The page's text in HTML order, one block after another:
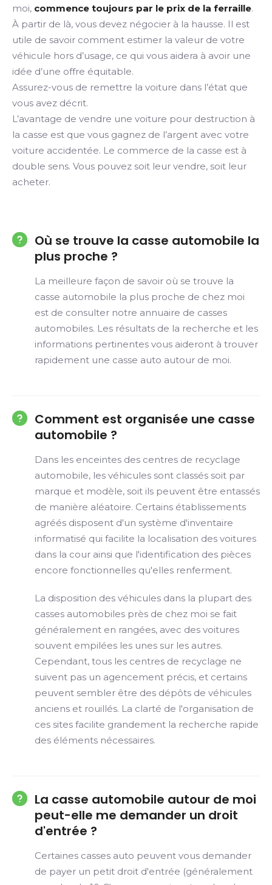
moi, commence toujours par le prix de la ferraille.
À partir de là, vous devez négocier à la hausse. Il est
utile de savoir comment estimer la valeur de votre
véhicule hors d’usage, ce qui vous aidera à avoir une
idée d’une offre équitable.
Assurez-vous de remettre la voiture dans l’état que
vous avez décrit.
L’avantage de vendre une voiture pour destruction à
la casse est que vous gagnez de l’argent avec votre
voiture accidentée. Le commerce de la casse est à
double sens. Vous pouvez soit leur vendre, soit leur
acheter.
Où se trouve la casse automobile la
plus proche ?
La meilleure façon de savoir où se trouve la
casse automobile la plus proche de chez moi
est de consulter notre annuaire de casses
automobiles. Les résultats de la recherche et les
informations pertinentes vous aideront à trouver
rapidement une casse auto autour de moi.
Comment est organisée une casse
automobile ?
Dans les enceintes des centres de recyclage
automobile, les véhicules sont classés soit par
marque et modèle, soit ils peuvent être entassés
de manière aléatoire. Certains établissements
agréés disposent d'un système d'inventaire
informatisé qui facilite la localisation des voitures
dans la cour ainsi que l'identification des pièces
encore fonctionnelles qu'elles renferment.
La disposition des véhicules dans la plupart des
casses automobiles près de chez moi se fait
généralement en rangées, avec des voitures
souvent empilées les unes sur les autres.
Cependant, tous les centres de recyclage ne
suivent pas un agencement précis, et certains
peuvent sembler être des dépôts de véhicules
anciens et rouillés. La clarté de l'organisation de
ces sites facilite grandement la recherche rapide
des éléments nécessaires.
La casse automobile autour de moi
peut-elle me demander un droit
d'entrée ?
Certaines casses auto peuvent vous demander
de payer un petit droit d'entrée (généralement